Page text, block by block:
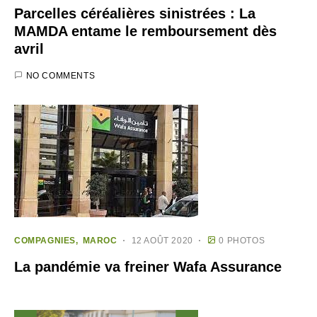
Parcelles céréalières sinistrées : La
MAMDA entame le remboursement dès
avril
NO COMMENTS
COMPAGNIES MAROC 12 AOÛT 2020 0 PHOTOS
La pandémie va freiner Wafa Assurance